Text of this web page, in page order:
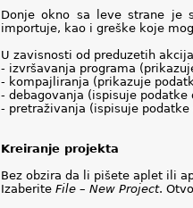
Donje okno sa leve strane je
importuje, kao i greške koje
U zavisnosti od preduzetih
- izvršavanja programa
- kompajliranja (prikazuje
- debagovanja (ispisuje
- pretraživanja (ispisuje
Kreiranje projekta
Bez obzira da li pišete aplet ili
Izaberite File – New Project.